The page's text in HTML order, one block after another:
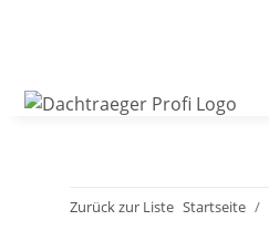
Zurück zur Liste Startseite